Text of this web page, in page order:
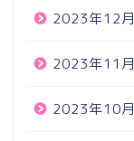
2023年12月
2023年11月
2023年10月